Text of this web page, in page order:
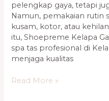
pelengkap gaya, tetapi
Namun, pemakaian
kusam, kotor, atau
itu, Shoepreme Kelapa
spa tas profesional di
menjaga kualitas
Read More »